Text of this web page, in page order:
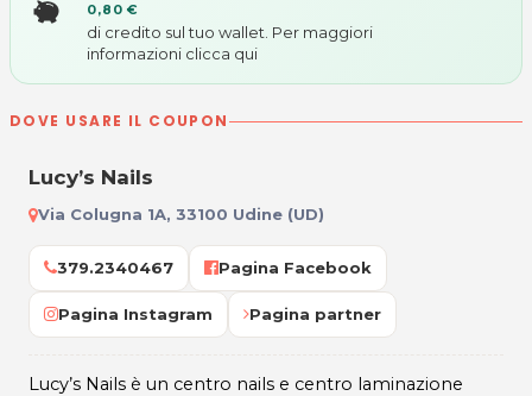
0,80 €
di credito sul tuo wallet. Per maggiori
informazioni clicca qui
DOVE USARE IL COUPON
Lucy’s Nails
Via Colugna 1A, 33100 Udine (UD)
379.2340467 Pagina Facebook
Pagina Instagram Pagina partner
Lucy’s Nails è un centro nails e centro laminazione